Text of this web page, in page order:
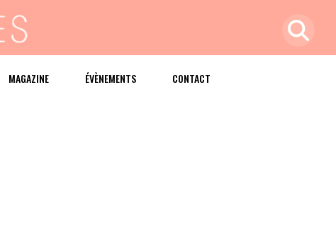
MAGAZINE ÉVÈNEMENTS CONTACT